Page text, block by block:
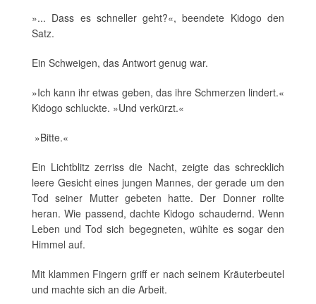
»... Dass es schneller geht?«, beendete Kidogo den
Satz.
Ein Schweigen, das Antwort genug war.
»Ich kann ihr etwas geben, das ihre Schmerzen lindert.«
Kidogo schluckte. »Und verkürzt.«
»Bitte.«
Ein Lichtblitz zerriss die Nacht, zeigte das schrecklich
leere Gesicht eines jungen Mannes, der gerade um den
Tod seiner Mutter gebeten hatte. Der Donner rollte
heran. Wie passend, dachte Kidogo schaudernd. Wenn
Leben und Tod sich begegneten, wühlte es sogar den
Himmel auf.
Mit klammen Fingern griff er nach seinem Kräuterbeutel
und machte sich an die Arbeit.